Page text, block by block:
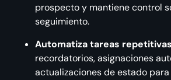
prospecto y mantiene control
seguimiento.
Automatiza tareas
recordatorios, asignaciones
actualizaciones de estado